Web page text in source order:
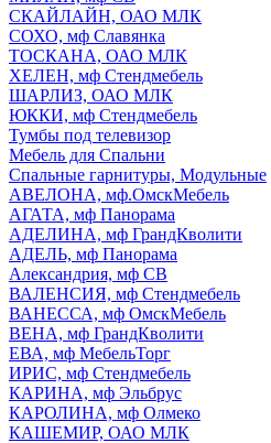
СКАЙЛАЙН, ОАО МЛК
СОХО, мф Славянка
ТОСКАНА, ОАО МЛК
ХЕЛЕН, мф Стендмебель
ШАРЛИЗ, ОАО МЛК
ЮККИ, мф Стендмебель
Тумбы под телевизор
Мебель для Спальни
Спальные гарнитуры, Модульные
АВЕЛОНА, мф.ОмскМебель
АГАТА, мф Панорама
АДЕЛИНА, мф ГрандКволити
АДЕЛЬ, мф Панорама
Александрия, мф СВ
ВАЛЕНСИЯ, мф Стендмебель
ВАНЕССА, мф ОмскМебель
ВЕНА, мф ГрандКволити
ЕВА, мф МебельТорг
ИРИС, мф Стендмебель
КАРИНА, мф Эльбрус
КАРОЛИНА, мф Олмеко
КАШЕМИР, ОАО МЛК